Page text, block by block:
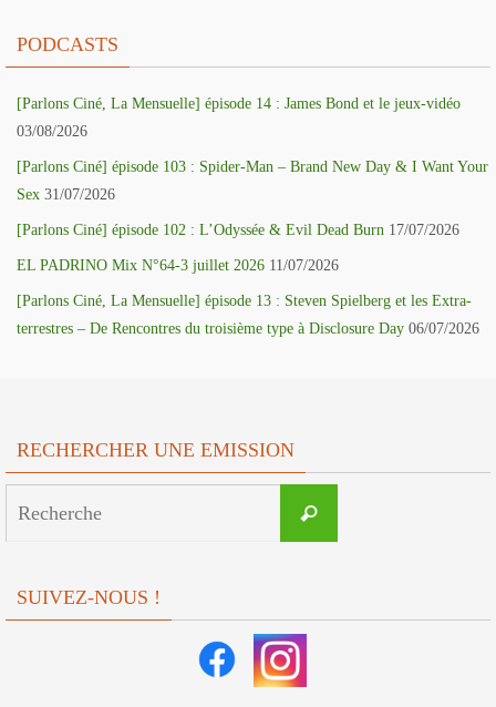
PODCASTS
[Parlons Ciné, La Mensuelle] épisode 14 : James Bond et le jeux-vidéo
03/08/2026
[Parlons Ciné] épisode 103 : Spider-Man – Brand New Day & I Want Your
Sex 31/07/2026
[Parlons Ciné] épisode 102 : L’Odyssée & Evil Dead Burn 17/07/2026
EL PADRINO Mix N°64-3 juillet 2026 11/07/2026
[Parlons Ciné, La Mensuelle] épisode 13 : Steven Spielberg et les Extra-
terrestres – De Rencontres du troisième type à Disclosure Day 06/07/2026
RECHERCHER UNE EMISSION
Recherche
SUIVEZ-NOUS !